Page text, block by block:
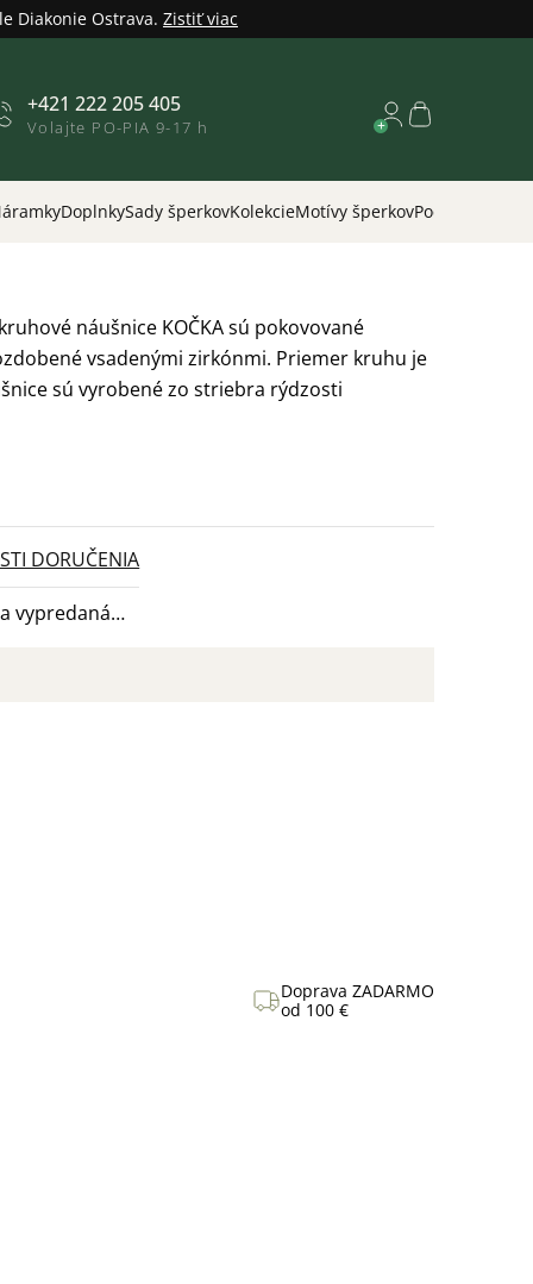
Diakonie Ostrava. Zistiť viac
+421 222 205 405
Volajte PO-PIA 9-17 h
Nákupný
DoplnkySady šperkovKolekcieMotívy šperkovPodľa
DORUČENIA
vypredaná…
náušnice KOČKA sú pokovované
vsadenými zirkónmi. Priemer kruhu je
sú vyrobené zo striebra rýdzosti
Doprava ZADARMO
od 100 €